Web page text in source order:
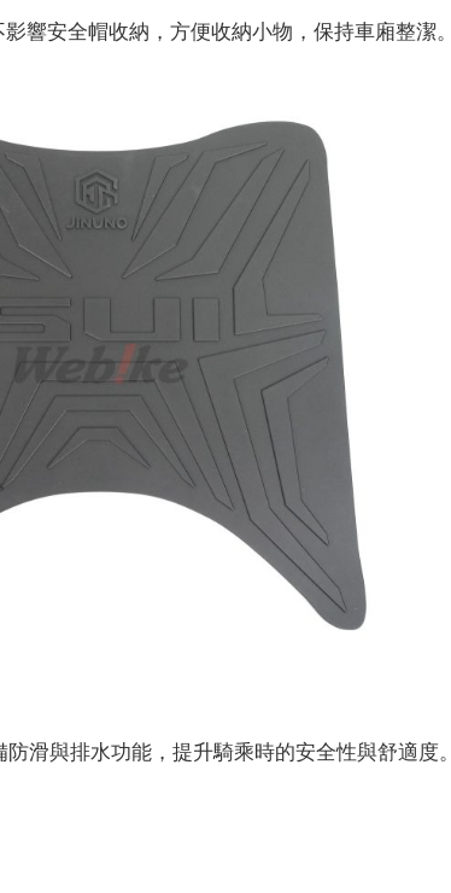
響安全帽收納，方便收納小物，保持車廂整潔。
防滑與排水功能，提升騎乘時的安全性與舒適度。